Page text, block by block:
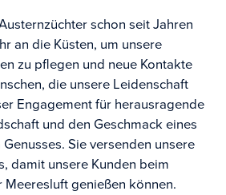
schon seit Jahren
an die Küsten, um unsere
zu pflegen und neue Kontakte
die unsere Leidenschaft
Engagement für herausragende
und den Geschmack eines
Sie versenden unsere
damit unsere Kunden beim
genießen können.